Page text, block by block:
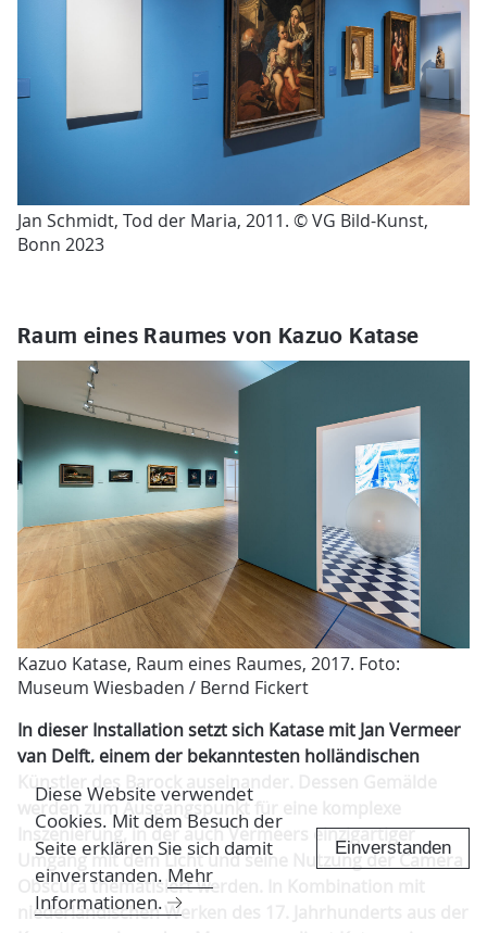
Jan Schmidt, Tod der Maria, 2011. © VG Bild-Kunst,
Bonn 2023
Raum eines Raumes von Kazuo Katase
Kazuo Katase, Raum eines Raumes, 2017. Foto:
Museum Wiesbaden / Bernd Fickert
In dieser Installation setzt sich Katase mit Jan Vermeer
van Delft, einem der bekanntesten holländischen
Künstler des Barock auseinander. Dessen Gemälde
werden zum Ausgangspunkt für eine komplexe
Inszenierung, in der auch Vermeers einzigartiger
Umgang mit dem Licht und seine Nutzung der Camera
Obscura thematisiert werden. In Kombination mit
niederländischen Werken des 17. Jahrhunderts aus der
Diese Website verwendet
Cookies. Mit dem Besuch der
Seite erklären Sie sich damit
einverstanden. Mehr
Informationen.
Einverstanden